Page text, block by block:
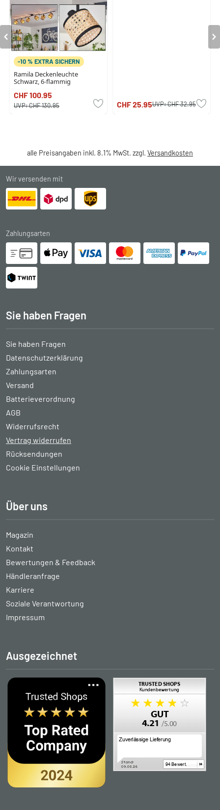
-10 % EXTRA SICHERN
Ramila Deckenleuchte
Schwarz, 6-flammig
CHF 100.95
UVP:CHF 130.95 CHF 25.95UVP:CHF 32.95
alle Preisangaben inkl. 8.1% MwSt. zzgl. Versandkosten
Wir versenden mit
Zahlungsarten
Sie haben Fragen
Sie haben Fragen
Datenschutzerklärung
Zahlungsarten
Versand
Batterieverordnung
AGB
Widerrufsrecht
Vertrag widerrufen
Rücksendungen
Cookie Einstellungen
Über uns
Magazin
Kontakt
Bewertungen & Feedback
Händleranfrage
Karriere
Soziale Verantwortung
Impressum
Ausgezeichnet